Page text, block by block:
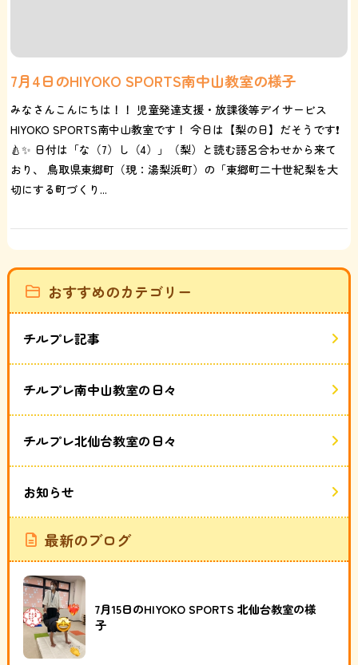
7月4日のHIYOKO SPORTS南中山教室の様子
みなさんこんにちは！！ 児童発達支援・放課後等デイサービス
HIYOKO SPORTS南中山教室です！ 今日は【梨の日】だそうです❗️
🍐✨ 日付は「な（7）し（4）」（梨）と読む語呂合わせから来て
おり、 鳥取県東郷町（現：湯梨浜町）の「東郷町二十世紀梨を大
切にする町づくり...
おすすめのカテゴリー
チルプレ記事
チルプレ南中山教室の日々
チルプレ北仙台教室の日々
お知らせ
最新のブログ
7月15日のHIYOKO SPORTS 北仙台教室の様
子